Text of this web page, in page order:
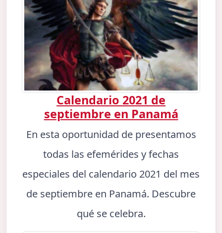
Calendario 2021 de
septiembre en Panamá
En esta oportunidad de presentamos
todas las efemérides y fechas
especiales del calendario 2021 del mes
de septiembre en Panamá. Descubre
qué se celebra.